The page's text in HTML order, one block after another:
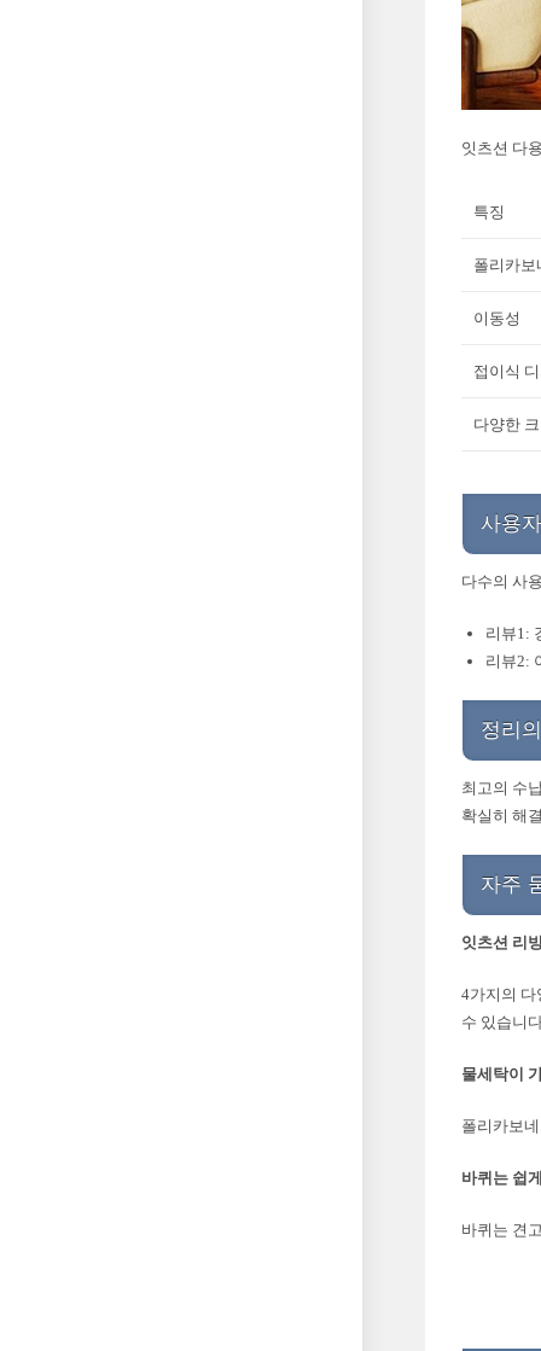
잇츠션 다
특징
폴리카보
이동성
접이식
다양한 크
사용
다수의 사
리뷰1:
리뷰2:
정리
최고의 수
확실히 해
자주
잇츠션 리
4가지의 다
수 있습니
물세탁이
폴리카보
바퀴는 쉽
바퀴는 견